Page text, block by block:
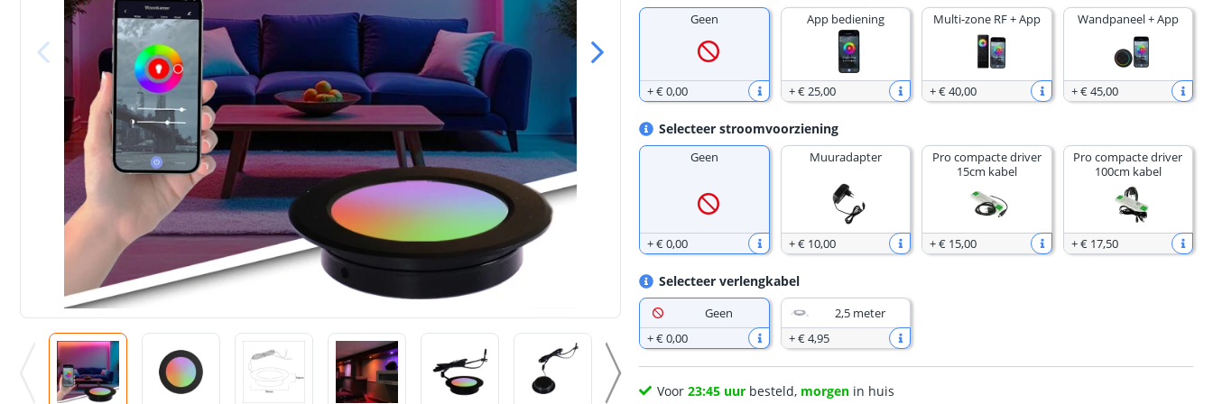
Geen
+€ 0,00
App bediening
+€ 25,00
Multi-zone RF + App
+€ 40,00
Wandpaneel + App
+€ 45,00
Selecteer stroomvoorziening
Geen
+€ 0,00
Muuradapter
+€ 10,00
Pro compacte driver
15cm kabel
+€ 15,00
Pro compacte driver
100cm kabel
+€ 17,50
Selecteer verlengkabel
Geen
+€ 0,00
2,5 meter
+€ 4,95
Voor23:45 uur besteld, morgen in huis